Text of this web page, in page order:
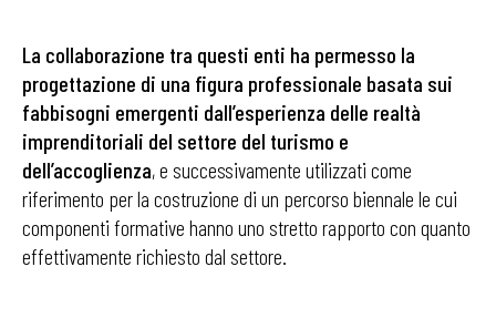
La collaborazione tra questi enti ha permesso la
progettazione di una figura professionale basata sui
fabbisogni emergenti dall’esperienza delle realtà
imprenditoriali del settore del turismo e
dell’accoglienza, e successivamente utilizzati come
riferimento per la costruzione di un percorso biennale le cui
componenti formative hanno uno stretto rapporto con quanto
effettivamente richiesto dal settore.